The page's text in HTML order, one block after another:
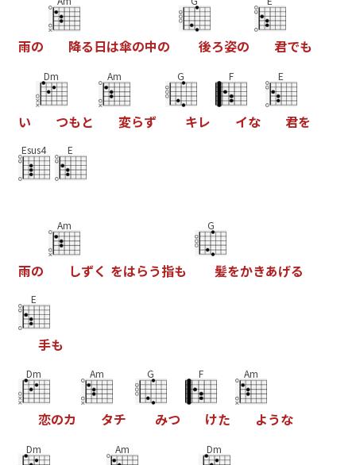
雨の 降る日は傘の中の 後ろ姿の 君でも
い
Dm
つもと
Am
変らず
G
キレ
F
イな
E
君を
Esus4 E
雨の
Am
しずく をはらう指も
G
髪をかきあげる
E
手も
Dm
恋のカ
Am
タチ
G
みつ
F
けた
Am
ような
Dm Am Dm